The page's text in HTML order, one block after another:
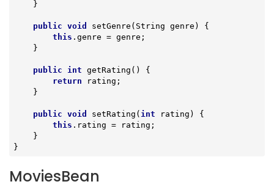
public void setGenre (String genre)
{
this .genre = genre;
public int getRating ()
{
return rating;
public void setRating ( int rating)
{
this .rating = rating;
}
MoviesBean